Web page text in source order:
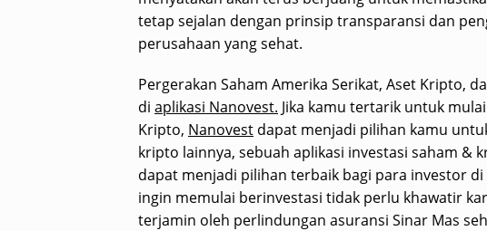
tetap sejalan dengan prinsip transparansi dan
perusahaan yang sehat.
Pergerakan Saham Amerika Serikat, Aset Kripto,
di aplikasi Nanovest. Jika kamu tertarik untuk
Kripto, Nanovest dapat menjadi pilihan kamu
kripto lainnya, sebuah aplikasi investasi saham &
dapat menjadi pilihan terbaik bagi para investor
ingin memulai berinvestasi tidak perlu khawatir
terjamin oleh perlindungan asuransi Sinar Mas